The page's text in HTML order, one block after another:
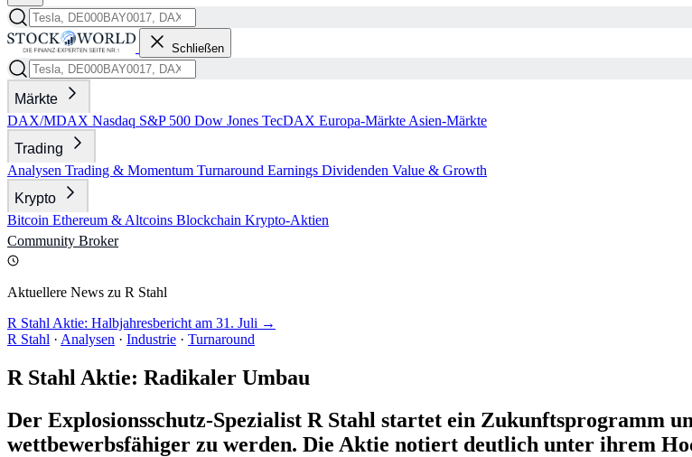
Schließen
Märkte
DAX/MDAX Nasdaq S&P 500 Dow Jones TecDAX Europa-Märkte Asien-Märkte
Trading
Analysen Trading & Momentum Turnaround Earnings Dividenden Value & Growth
Krypto
Bitcoin Ethereum & Altcoins Blockchain Krypto-Aktien
Community Broker
Aktuellere News zu R Stahl
R Stahl Aktie: Halbjahresbericht am 31. Juli →
R Stahl · Analysen · Industrie · Turnaround
R Stahl Aktie: Radikaler Umbau
Der Explosionsschutz-Spezialist R Stahl startet ein Zukunftsprogramm
wettbewerbsfähiger zu werden. Die Aktie notiert deutlich unter ihrem